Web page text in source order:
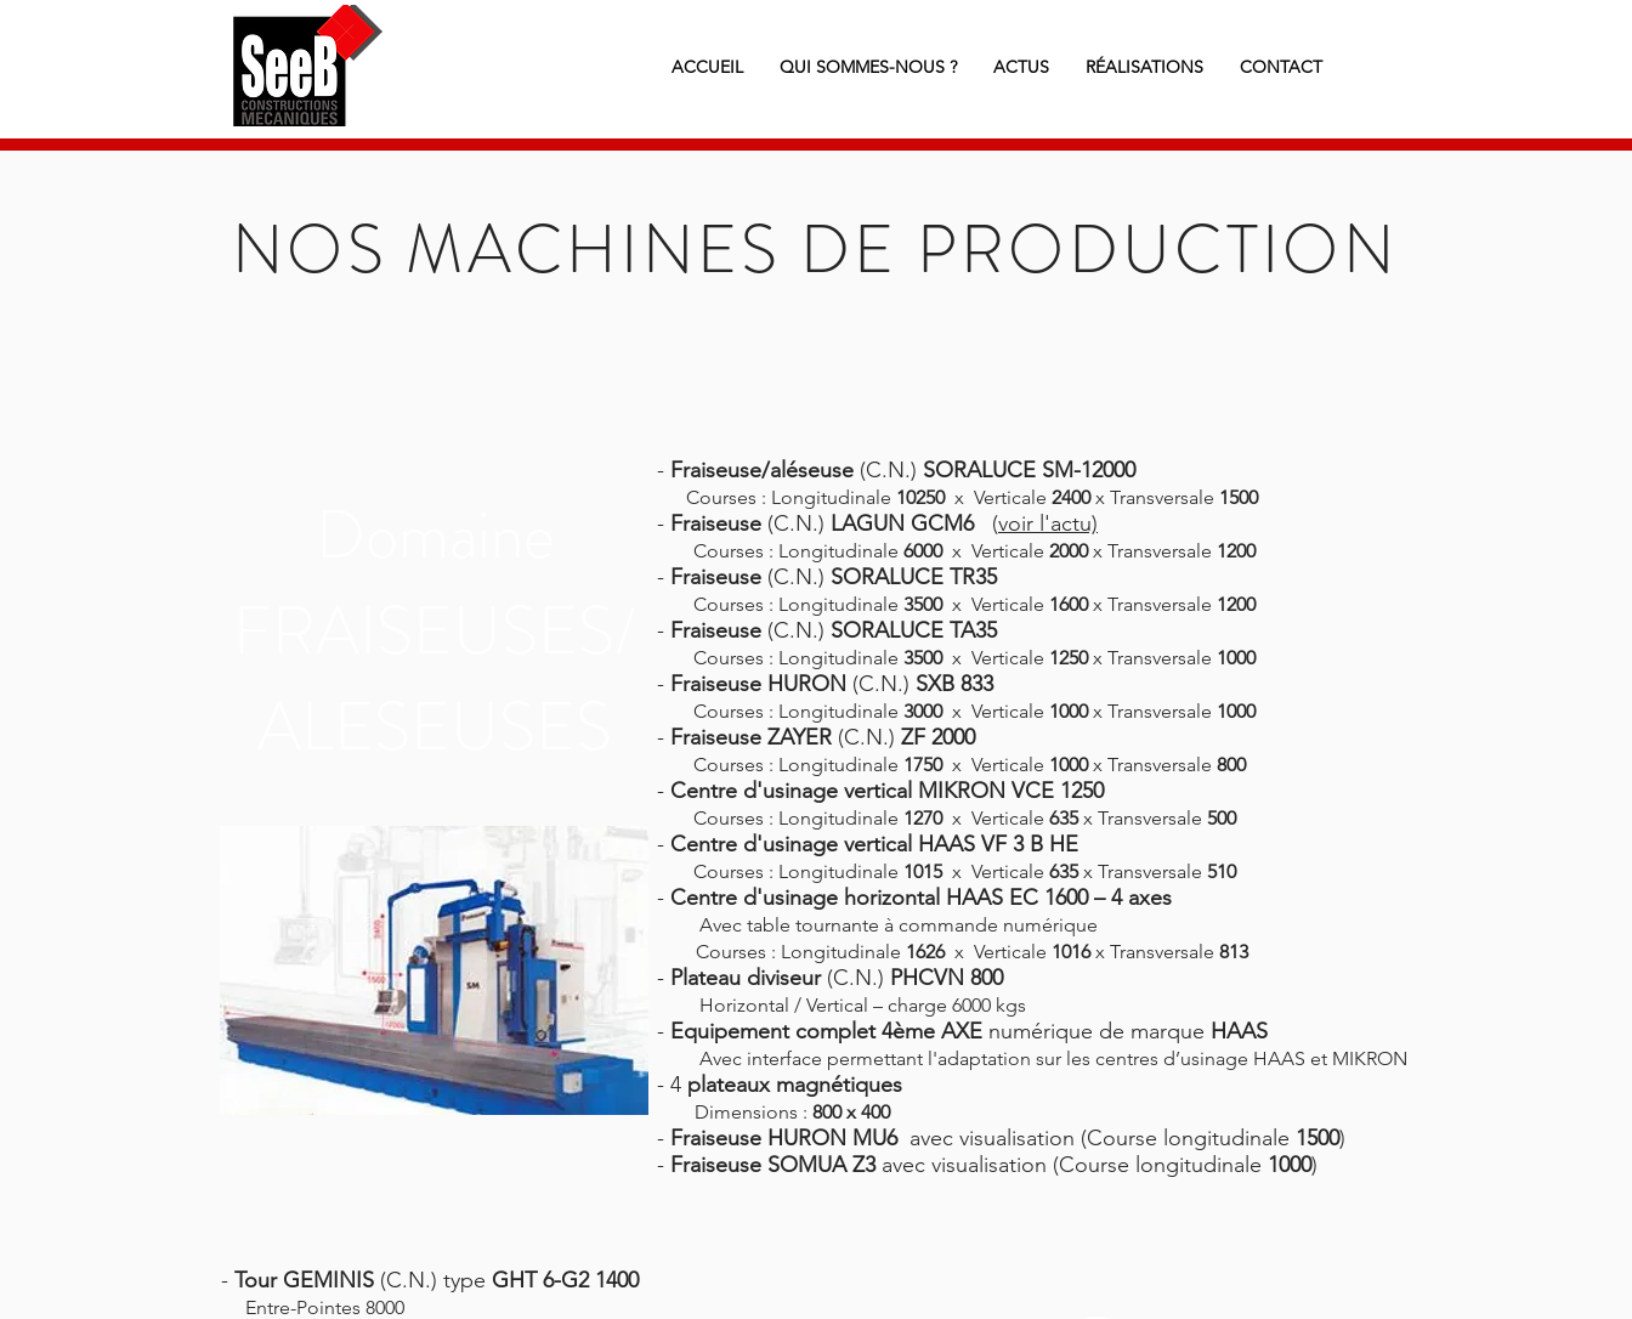
ACCUEIL QUI SOMMES-NOUS ? ACTUS RÉALISATIONS CONTACT
- Fraiseuse/aléseuse (C.N.) SORALUCE SM-12000
Courses : Longitudinale 10250x Verticale 2400x Transversale 1500
- Fraiseuse (C.N.) LAGUN GCM6(voir l'actu)
Courses : Longitudinale 6000x Verticale 2000x Transversale 1200
- Fraiseuse (C.N.) SORALUCE TR35
Courses : Longitudinale 3500x Verticale 1600x Transversale 1200
- Fraiseuse (C.N.) SORALUCE TA35
Courses : Longitudinale 3500 x Verticale 1250x Transversale 1000
- Fraiseuse HURON (C.N.) SXB 833
Courses : Longitudinale 3000x Verticale 1000x Transversale 1000
- Fraiseuse ZAYER (C.N.) ZF 2000
Courses : Longitudinale 1750x Verticale 1000x Transversale 800
- Centre d'usinage vertical MIKRON VCE 1250
Courses : Longitudinale 1270 x Verticale 635x Transversale 500
- Centre d'usinage vertical HAAS VF 3 B HE
Courses : Longitudinale 1015x Verticale 635x Transversale 510
- Centre d'usinage horizontal HAAS EC 1600 – 4 axes
Avec table tournante à commande numérique
Courses : Longitudinale 1626x Verticale 1016x Transversale 813
- Plateau diviseur(C.N.) PHCVN 800
Horizontal / Vertical – charge 6000 kgs
- Equipement complet 4ème AXE numérique de marque HAAS
Avec interface permettant l'adaptation sur les centres d’usinage HAAS et MIKRON
- 4 plateaux magnétiques
Dimensions : 800 x 400
- Fraiseuse HURON MU6avec visualisation (Course longitudinale 1500)
- Fraiseuse SOMUA Z3avec visualisation (Course longitudinale 1000)
- Tour GEMINIS (C.N.) type GHT 6-G2 1400
Entre-Pointes 8000
NOS MACHINES DE PRODUCTION